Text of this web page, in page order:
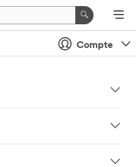
Compte